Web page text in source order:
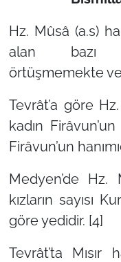
Hz. Mûsâ (a.s)
alan bazı
örtüşmemekte
Tevrât’a göre
kadın
Firâvun’un
Medyen’de Hz.
kızların sayısı
göre yedidir. [4]
Tevrât’ta